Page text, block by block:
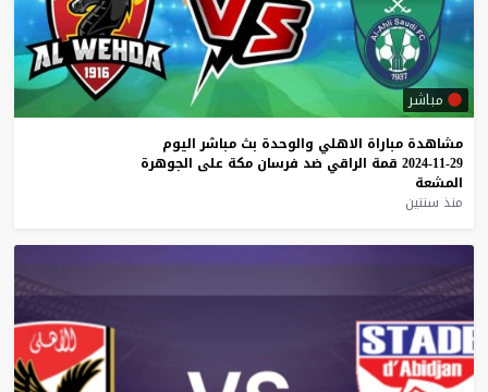
مباشر
مشاهدة مباراة الاهلي والوحدة بث مباشر اليوم
29-11-2024
قمة الراقي ضد فرسان مكة على الجوهرة
المشعة
منذ سنتين